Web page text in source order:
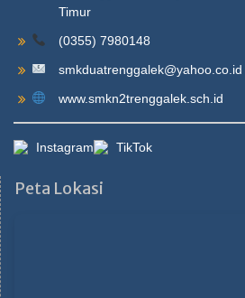
Timur
(0355) 7980148
smkduatrenggalek@yahoo.co.id
www.smkn2trenggalek.sch.id
Instagram TikTok
Peta Lokasi